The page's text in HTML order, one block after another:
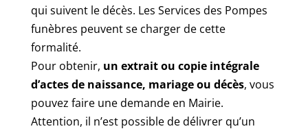
qui suivent le décès. Les Services des Pompes
funèbres peuvent se charger de cette
formalité.
Pour obtenir, un extrait ou copie intégrale
d’actes de naissance, mariage ou décès, vous
pouvez faire une demande en Mairie.
Attention, il n’est possible de délivrer qu’un